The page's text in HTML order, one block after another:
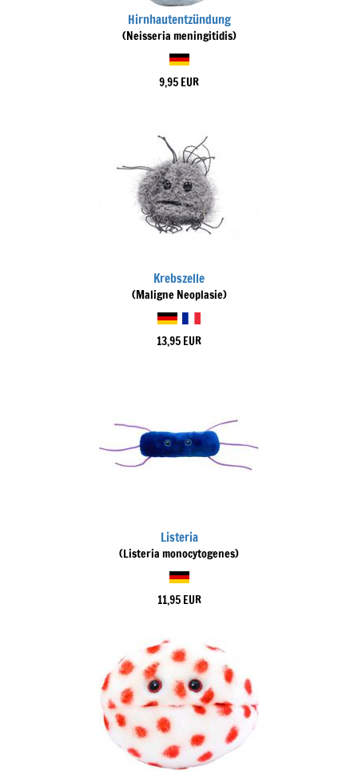
Hirnhautentzündung
(Neisseria meningitidis)
9,95 EUR
Krebszelle
(Maligne Neoplasie)
13,95 EUR
Listeria
(Listeria monocytogenes)
11,95 EUR